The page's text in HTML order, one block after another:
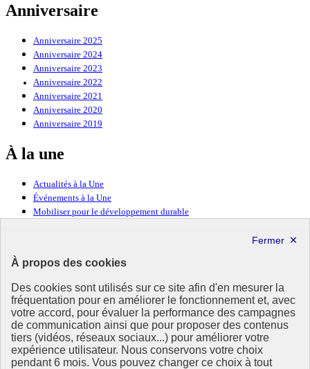
À propos des cookies
Des cookies sont utilisés sur ce site afin d'en mesurer la
fréquentation pour en améliorer le fonctionnement et, avec
votre accord, pour évaluer la performance des campagnes
de communication ainsi que pour proposer des contenus
tiers (vidéos, réseaux sociaux...) pour améliorer votre
expérience utilisateur. Nous conservons votre choix
pendant 6 mois. Vous pouvez changer ce choix à tout
Anniversaire
Anniversaire 2025
Anniversaire 2024
Anniversaire 2023
Anniversaire 2022
Anniversaire 2021
Anniversaire 2020
Anniversaire 2019
À la une
Actualités à la Une
Événements à la Une
Mobiliser pour le développement durable
Ressources
Ressources
La Méth’ODD
Gouvernement
Ce site propose l’information de référence concernant l’Agenda